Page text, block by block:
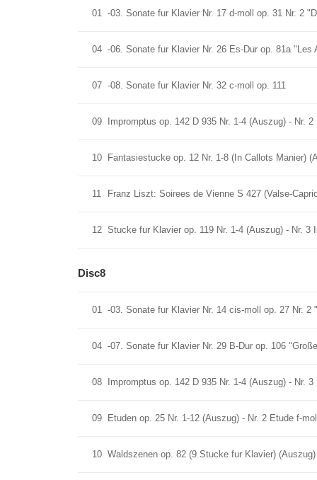
01 -03. Sonate fur Klavier Nr. 17 d-moll op. 31 Nr. 2
04 -06. Sonate fur Klavier Nr. 26 Es-Dur op. 81a "Les
07 -08. Sonate fur Klavier Nr. 32 c-moll op. 111
09 Impromptus op. 142 D 935 Nr. 1-4 (Auszug) - Nr.
10 Fantasiestucke op. 12 Nr. 1-8 (In Callots Manier)
11 Franz Liszt: Soirees de Vienne S 427 (Valse-
12 Stucke fur Klavier op. 119 Nr. 1-4 (Auszug) - Nr. 3
Disc8
01 -03. Sonate fur Klavier Nr. 14 cis-moll op. 27 Nr. 2
04 -07. Sonate fur Klavier Nr. 29 B-Dur op. 106
08 Impromptus op. 142 D 935 Nr. 1-4 (Auszug) - Nr.
09 Etuden op. 25 Nr. 1-12 (Auszug) - Nr. 2 Etude f-
10 Waldszenen op. 82 (9 Stucke fur Klavier)